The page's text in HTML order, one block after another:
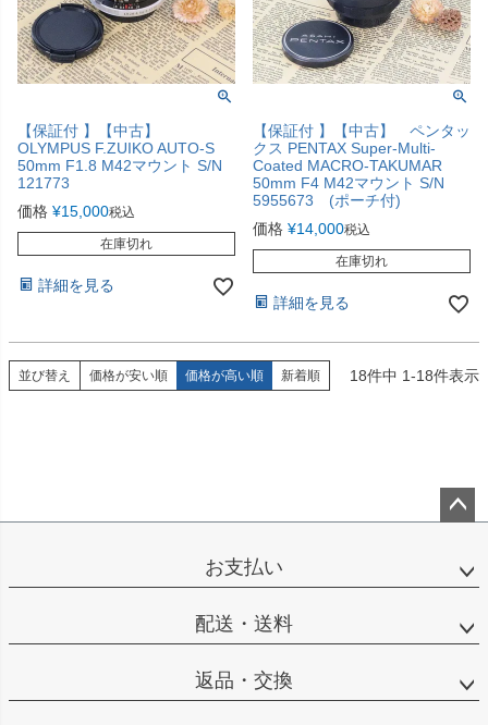
【保証付 】【中古】
OLYMPUS F.ZUIKO AUTO-S
50mm F1.8 M42マウント S/N
121773
価格 ¥15,000税込
在庫切れ
詳細を見る
【保証付 】【中古】 ペンタッ
クス PENTAX Super-Multi-
Coated MACRO-TAKUMAR
50mm F4 M42マウント S/N
5955673 (ポーチ付)
価格 ¥14,000税込
在庫切れ
詳細を見る
並び替え 価格が安い順 価格が高い順 新着順 18件中 1-18件表示
ップ
お支払い
配送・送料
返品・交換